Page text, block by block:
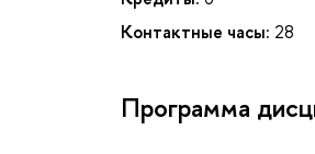
Контактные часы: 28
Программа